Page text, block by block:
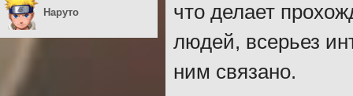
что делает
людей, всерьез
ним связано.
Наруто